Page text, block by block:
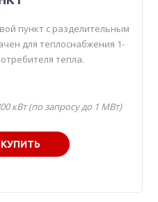
пункт с разделительным
для теплоснабжения 1-
тепла.
кВт (по запросу до 1 МВт)
КУПИТЬ